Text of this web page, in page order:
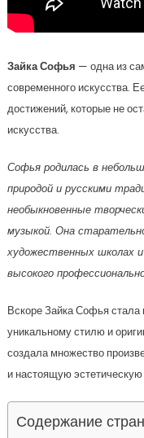
Зайка Софья — одна из
современного искусства.
достижений, которые не
искусства.
Софья родилась в
природой и русскими
необыкновенные
музыкой. Она
художественных школах
высокого
Вскоре Зайка Софья стала
уникальному стилю и
создала множество
и настоящую
Содержание